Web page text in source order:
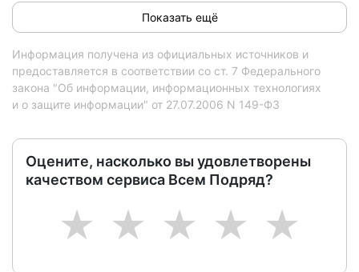
Показать ещё
Информация получена из официальных источников и
предоставляется в соответствии со ст. 7 Федерального
закона "Об информации, информационных технологиях
и о защите информации" от 27.07.2006 N 149-ФЗ
Оцените, насколько вы удовлетворены
качеством сервиса Всем Подряд?
5
4
3
2
1